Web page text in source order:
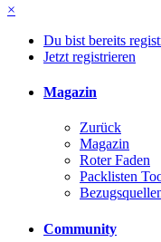
×
Du bist bereits
Jetzt registrieren
Magazin
Zurück
Magazin
Roter Faden
Packlisten
Community